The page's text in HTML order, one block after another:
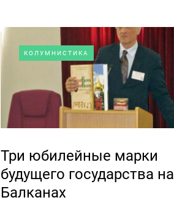
КОЛУМНИСТИКА
Три юбилейные марки
будущего государства на
Балканах